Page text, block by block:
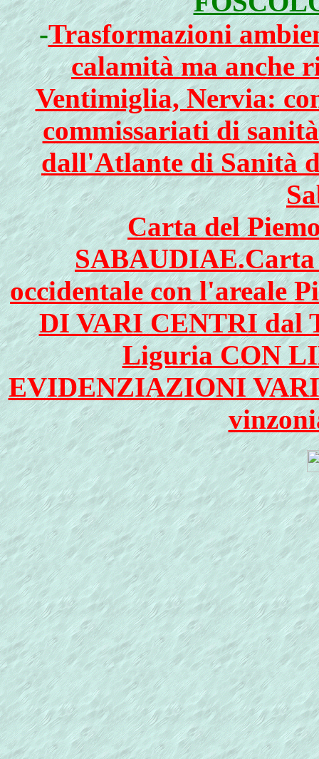
-Trasformazioni
calamità ma anche
Ventimiglia, Nervia:
commissariati di
dall'Atlante di Sanità
Carta del
occidentale con l'areale
DI VARI CENTRI dal
Liguria CON
EVIDENZIAZIONI